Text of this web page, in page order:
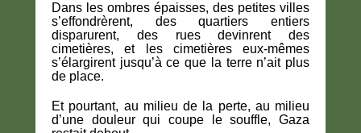
Dans les ombres épaisses, des petites villes
s’effondrèrent, des quartiers entiers
disparurent, des rues devinrent des
cimetières, et les cimetières eux-mêmes
s’élargirent jusqu’à ce que la terre n’ait plus
de place.
Et pourtant, au milieu de la perte, au milieu
d’une douleur qui coupe le souffle, Gaza